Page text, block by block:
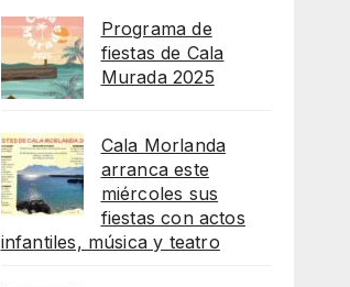
Programa de
fiestas de Cala
Murada 2025
Cala Morlanda
arranca este
miércoles sus
fiestas con actos
infantiles, música y teatro